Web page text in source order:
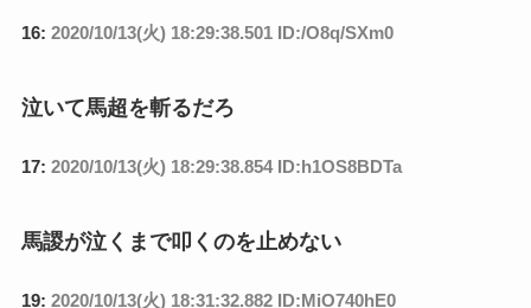
16: 2020/10/13(火) 18:29:38.501 ID:/O8q/SXm0
泣いて馬超を斬るだろ
17: 2020/10/13(火) 18:29:38.854 ID:h1OS8BDTa
馬謖が泣くまで叩くのを止めない
19: 2020/10/13(火) 18:31:32.882 ID:MiO740hE0